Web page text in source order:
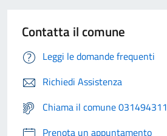
Contatta il comune
Leggi le domande frequenti
Richiedi Assistenza
Chiama il comune 031494311
Prenota un appuntamento